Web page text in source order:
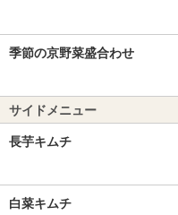
季節の京野菜盛合わせ
サイドメニュー
長芋キムチ
白菜キムチ